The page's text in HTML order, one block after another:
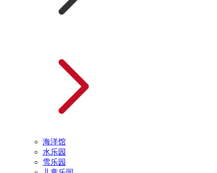
海洋馆
水乐园
雪乐园